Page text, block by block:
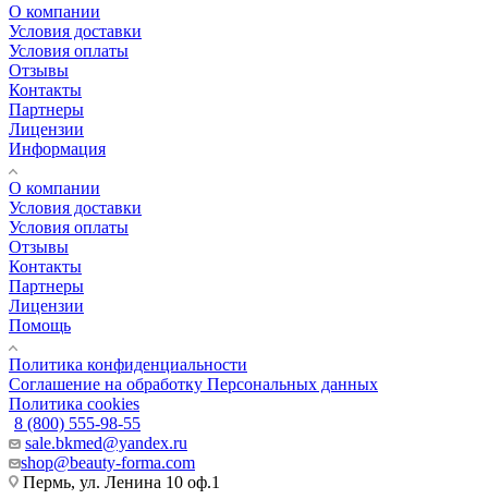
О компании
Условия доставки
Условия оплаты
Отзывы
Контакты
Партнеры
Лицензии
Информация
О компании
Условия доставки
Условия оплаты
Отзывы
Контакты
Партнеры
Лицензии
Помощь
Политика конфиденциальности
Соглашение на обработку Персональных данных
Политика cookies
8 (800) 555-98-55
sale.bkmed@yandex.ru
shop@beauty-forma.com
Пермь, ул. Ленина 10 оф.1